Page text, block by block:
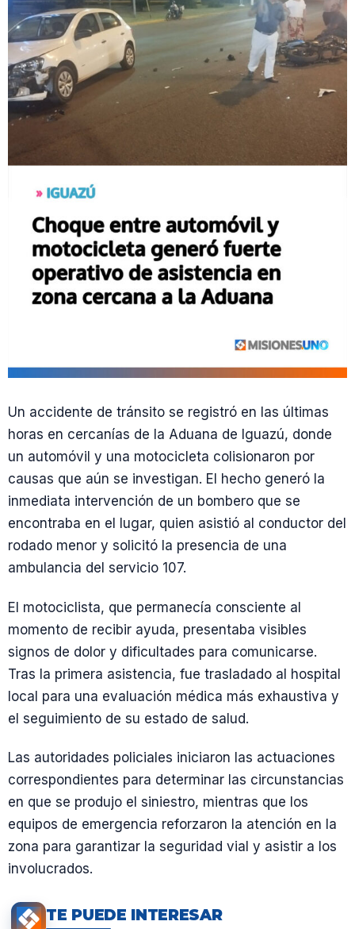
Un accidente de tránsito se registró en las últimas
horas en cercanías de la Aduana de Iguazú, donde
un automóvil y una motocicleta colisionaron por
causas que aún se investigan. El hecho generó la
inmediata intervención de un bombero que se
encontraba en el lugar, quien asistió al conductor del
rodado menor y solicitó la presencia de una
ambulancia del servicio 107.
El motociclista, que permanecía consciente al
momento de recibir ayuda, presentaba visibles
signos de dolor y dificultades para comunicarse.
Tras la primera asistencia, fue trasladado al hospital
local para una evaluación médica más exhaustiva y
el seguimiento de su estado de salud.
Las autoridades policiales iniciaron las actuaciones
correspondientes para determinar las circunstancias
en que se produjo el siniestro, mientras que los
equipos de emergencia reforzaron la atención en la
zona para garantizar la seguridad vial y asistir a los
involucrados.
TE PUEDE INTERESAR